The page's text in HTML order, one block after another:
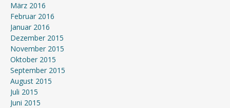
März 2016
Februar 2016
Januar 2016
Dezember 2015
November 2015
Oktober 2015
September 2015
August 2015
Juli 2015
Juni 2015